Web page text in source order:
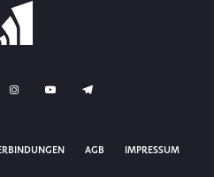
AGB IMPRESSUM